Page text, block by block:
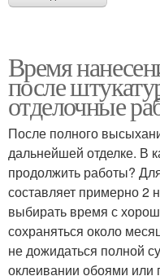
Время
после
отделочные
После полного
дальнейшей отделке. В
продолжить работы?
составляет примерно 2
выбирать время с
сохраняться около
не дожидаться полной
оклеивании обоями или